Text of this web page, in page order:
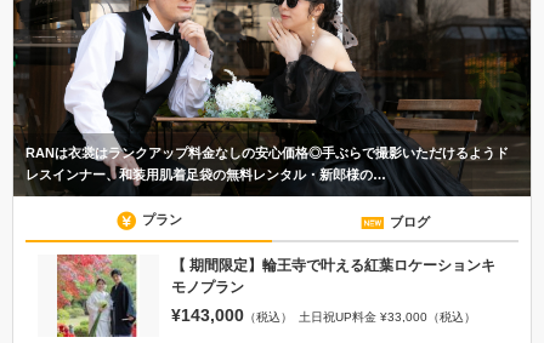
RANは衣裳はランクアップ料金なしの安心価格◎手ぶらで撮影いただけるようド
レスインナー、和装用肌着足袋の無料レンタル・新郎様の…
プラン ブログ
【 期間限定】輪王寺で叶える紅葉ロケーションキ
モノプラン
¥143,000 （税込） 土日祝UP料金 ¥33,000（税込）